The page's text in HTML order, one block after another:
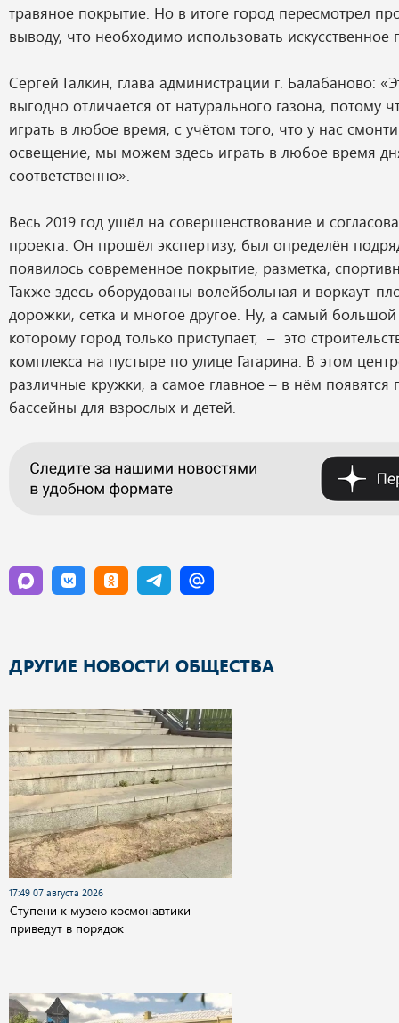
травяное покрытие. Но в итоге город пересмотрел
выводу, что необходимо использовать искусственное
Сергей Галкин, глава администрации г. Балабаново:
выгодно отличается от натурального газона, потому
играть в любое время, с учётом того, что у нас
освещение, мы можем здесь играть в любое время
соответственно».
Весь 2019 год ушёл на совершенствование и
проекта. Он прошёл экспертизу, был определён
появилось современное покрытие, разметка,
Также здесь оборудованы волейбольная и воркаут-
дорожки, сетка и многое другое. Ну, а самый большой
которому город только приступает, – это
комплекса на пустыре по улице Гагарина. В этом
различные кружки, а самое главное – в нём появятся
бассейны для взрослых и детей.
ДРУГИЕ НОВОСТИ ОБЩЕСТВА
17:49 07 августа 2026
Cтупени к музею космонавтики
приведут в порядок